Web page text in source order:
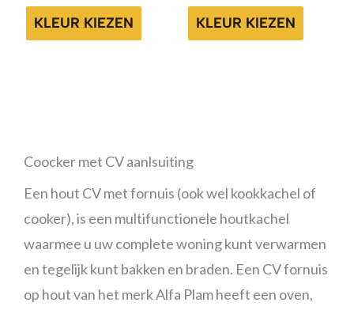
KLEUR KIEZEN
worden
op
KLEUR KIEZEN
worden
op
Coocker met CV aanlsuiting
Een hout CV met fornuis (ook wel kookkachel of
cooker), is een multifunctionele houtkachel
waarmee u uw complete woning kunt verwarmen
en tegelijk kunt bakken en braden. Een CV fornuis
op hout van het merk Alfa Plam heeft een oven,